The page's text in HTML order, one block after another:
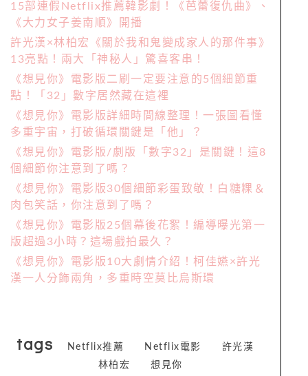
15部連假Netflix推薦韓影劇！《芭蕾復仇曲》、
《大力女子姜南順》開播
許光漢×林柏宏《關於我和鬼變成家人的那件事》
13亮點！兩大「神秘人」驚喜客串！
《想見你》電影版二刷一定要注意的5個細節重
點！「32」數字居然藏在這裡
《想見你》電影版詳細時間線整理！一張圖看懂
多重宇宙，打破循環關鍵是「他」？
《想見你》電影版/劇版「數字32」是關鍵！這8
個細節你注意到了嗎？
《想見你》電影版30個細節彩蛋致敬！白糖粿＆
肉包笑話，你注意到了嗎？
《想見你》電影版25個幕後花絮！編導曝光第一
版超過3小時？這場戲拍最久？
《想見你》電影版10大劇情介紹！柯佳嬿×許光
漢一人分飾兩角，多重時空莫比烏斯環
tags Netflix推薦 Netflix電影
許光漢
林柏宏
想見你